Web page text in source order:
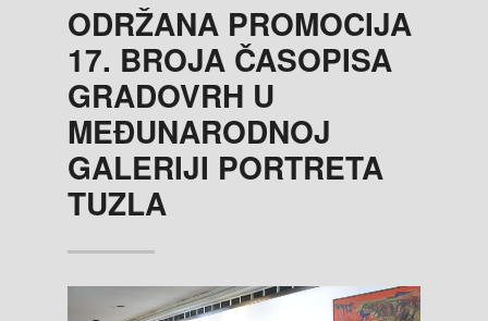
ODRŽANA PROMOCIJA
17. BROJA ČASOPISA
GRADOVRH U
MEĐUNARODNOJ
GALERIJI PORTRETA
TUZLA